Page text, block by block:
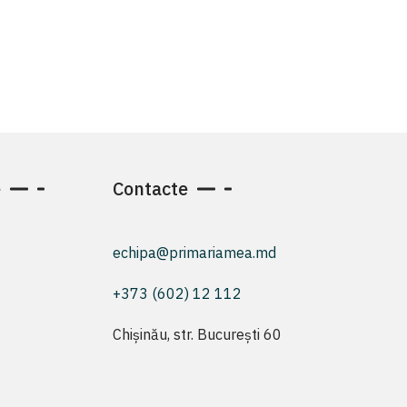
Contacte
echipa@primariamea.md
+373 (602) 12 112
Chișinău, str. București 60